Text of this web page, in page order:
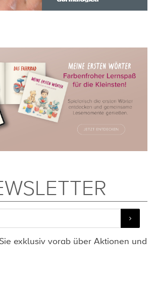
exklusiv vorab über Aktionen und